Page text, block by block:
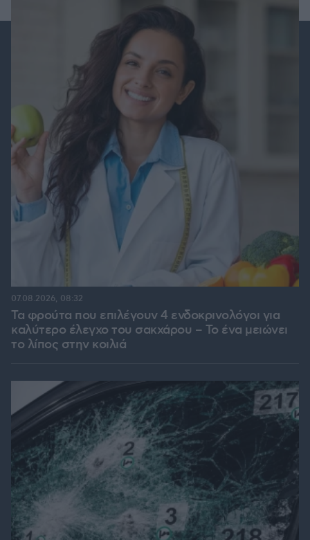
Τα φρούτα που επιλέγουν 4 ενδοκρινολόγοι για
καλύτερο έλεγχο του σακχάρου – Το ένα μειώνει
το λίπος στην κοιλιά
07.08.2026, 08:32